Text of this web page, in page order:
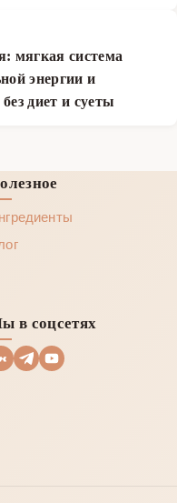
мягкая система
энергии и
диет и суеты
в соцсетях